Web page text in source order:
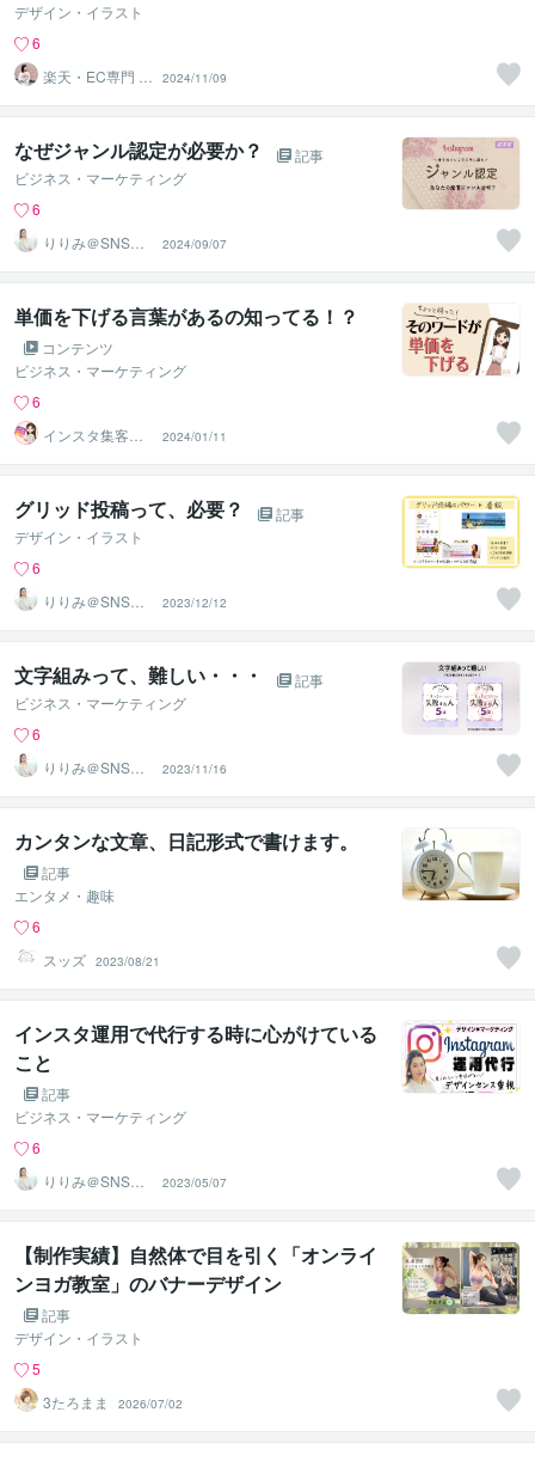
デザイン・イラスト
6
楽天・EC専門 売
れるページ設計
ゆきこ
2024/11/09
なぜジャンル認定が必要か？
記事
ビジネス・マーケティング
6
りりみ＠SNSイ
ンスタ運用
2024/09/07
単価を下げる言葉があるの知ってる！？
コンテンツ
ビジネス・マーケティング
6
インスタ集客専
門家◆えみ
2024/01/11
グリッド投稿って、必要？
記事
デザイン・イラスト
6
りりみ＠SNSイ
ンスタ運用
2023/12/12
文字組みって、難しい・・・
記事
ビジネス・マーケティング
6
りりみ＠SNSイ
ンスタ運用
2023/11/16
カンタンな文章、日記形式で書けます。
記事
エンタメ・趣味
6
スッズ 2023/08/21
インスタ運用で代行する時に心がけている
こと
記事
ビジネス・マーケティング
6
りりみ＠SNSイ
ンスタ運用
2023/05/07
【制作実績】自然体で目を引く「オンライ
ンヨガ教室」のバナーデザイン
記事
デザイン・イラスト
5
3たろまま
2026/07/02